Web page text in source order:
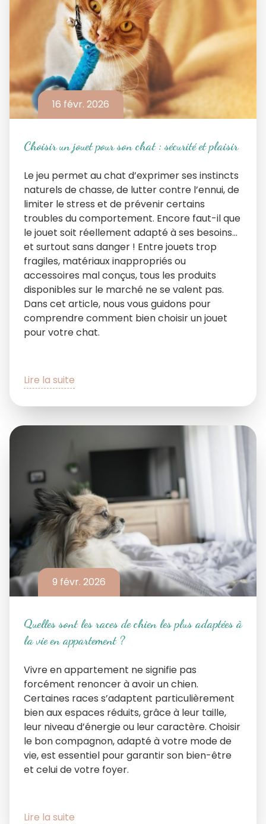
16 févr. 2026
Choisir un jouet pour son chat : sécurité et plaisir
Le jeu permet au chat d’exprimer ses instincts
naturels de chasse, de lutter contre l’ennui, de
limiter le stress et de prévenir certains
troubles du comportement. Encore faut-il que
le jouet soit réellement adapté à ses besoins…
et surtout sans danger ! Entre jouets trop
fragiles, matériaux inappropriés ou
accessoires mal conçus, tous les produits
disponibles sur le marché ne se valent pas.
Dans cet article, nous vous guidons pour
comprendre comment bien choisir un jouet
pour votre chat.
Lire la suite
9 févr. 2026
Quelles sont les races de chien les plus adaptées à
la vie en appartement ?
Vivre en appartement ne signifie pas
forcément renoncer à avoir un chien.
Certaines races s’adaptent particulièrement
bien aux espaces réduits, grâce à leur taille,
leur niveau d’énergie ou leur caractère. Choisir
le bon compagnon, adapté à votre mode de
vie, est essentiel pour garantir son bien-être
et celui de votre foyer.
Lire la suite